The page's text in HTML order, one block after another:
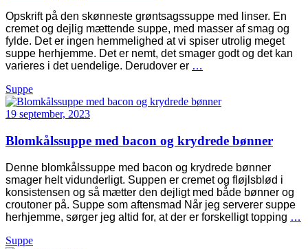
Opskrift på den skønneste grøntsagssuppe med linser. En
cremet og dejlig mættende suppe, med masser af smag og
fylde. Det er ingen hemmelighed at vi spiser utrolig meget
suppe herhjemme. Det er nemt, det smager godt og det kan
varieres i det uendelige. Derudover er …
Suppe
19 september, 2023
Blomkålssuppe med bacon og krydrede bønner
Denne blomkålssuppe med bacon og krydrede bønner
smager helt vidunderligt. Suppen er cremet og fløjlsblød i
konsistensen og så mætter den dejligt med både bønner og
croutoner på. Suppe som aftensmad Når jeg serverer suppe
herhjemme, sørger jeg altid for, at der er forskelligt topping …
Suppe